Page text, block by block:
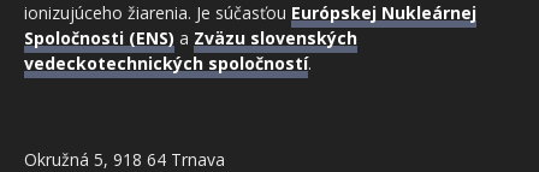
ionizujúceho žiarenia. Je súčasťou Európskej Nukleárnej
Spoločnosti (ENS) a Zväzu slovenských
vedeckotechnických spoločností.
Okružná 5, 918 64 Trnava